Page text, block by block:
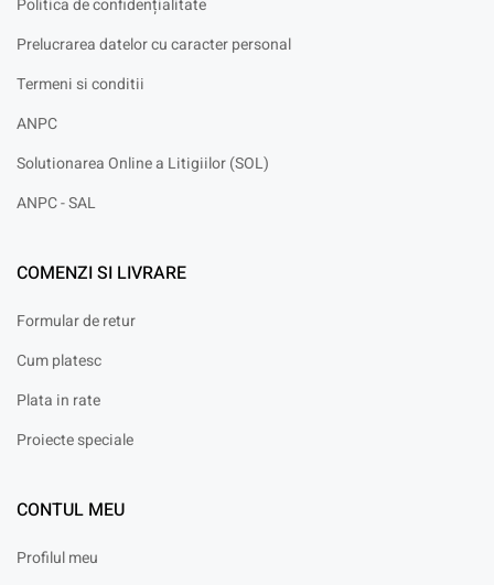
Politica de confidențialitate
Prelucrarea datelor cu caracter personal
Termeni si conditii
ANPC
Solutionarea Online a Litigiilor (SOL)
ANPC - SAL
COMENZI SI LIVRARE
Formular de retur
Cum platesc
Plata in rate
Proiecte speciale
CONTUL MEU
Profilul meu